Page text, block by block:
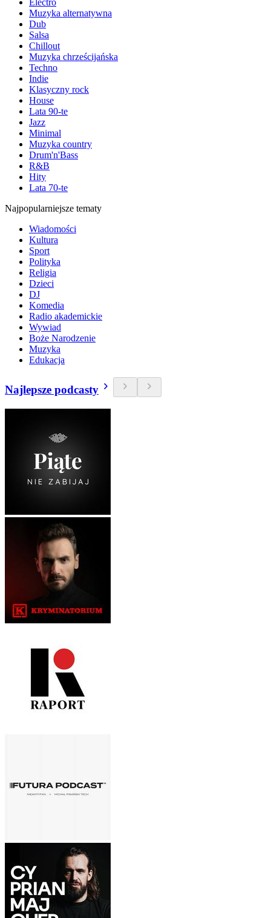
Electro
Muzyka alternatywna
Dub
Salsa
Chillout
Muzyka chrześcijańska
Techno
Indie
Klasyczny rock
House
Lata 90-te
Jazz
Minimal
Muzyka country
Drum'n'Bass
R&B
Hity
Lata 70-te
Najpopularniejsze tematy
Wiadomości
Kultura
Sport
Polityka
Religia
Dzieci
DJ
Komedia
Radio akademickie
Wywiad
Boże Narodzenie
Muzyka
Edukacja
Najlepsze podcasty